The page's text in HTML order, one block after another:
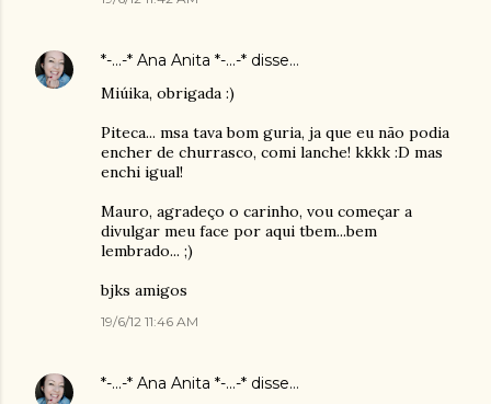
*-...-* Ana Anita *-...-* disse…
Miúika, obrigada :)
Piteca... msa tava bom guria, ja que eu não podia
encher de churrasco, comi lanche! kkkk :D mas
enchi igual!
Mauro, agradeço o carinho, vou começar a
divulgar meu face por aqui tbem...bem
lembrado... ;)
bjks amigos
19/6/12 11:46 AM
*-...-* Ana Anita *-...-* disse…